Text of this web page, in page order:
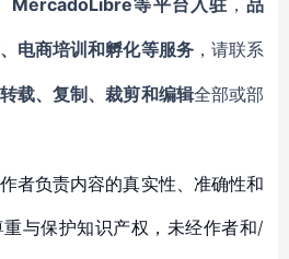
MercadoLibre等平台入驻 ，品
电商培训和孵化等服务，请联系
载、复制、裁剪和编辑全部或部
者负责内容的真实性、准确性和
与保护知识产权，未经作者和/